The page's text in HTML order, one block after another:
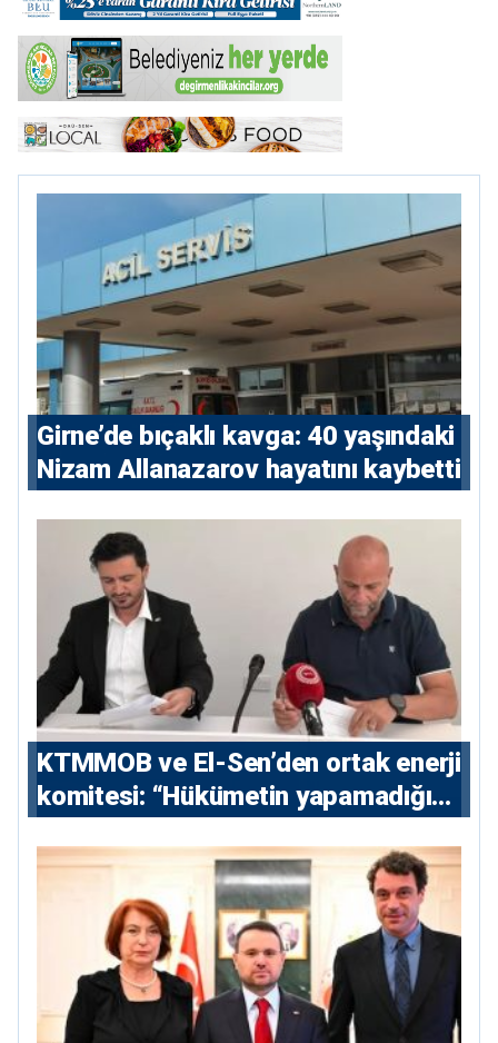
Girne’de bıçaklı kavga: 40 yaşındaki
Nizam Allanazarov hayatını kaybetti
KTMMOB ve El-Sen’den ortak enerji
komitesi: “Hükümetin yapamadığını